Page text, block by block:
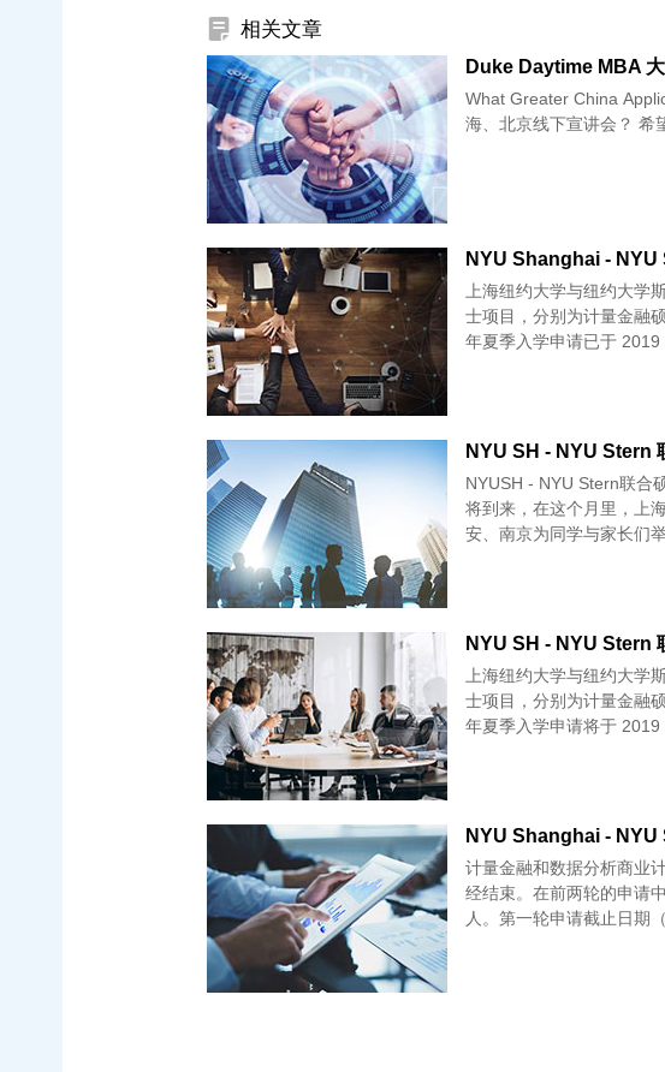
相关文章
Duke Daytime MBA
What Greater China
海、
上海纽约大学与纽约大学
士项目，分别为计量金融
年夏季入学申请已于
NYU SH - NYU Stern
NYUSH - NYU Stern联合
将到来，在这个月里，上
安、南京为同学与家长们
NYU SH - NYU Stern
上海纽约大学与纽约大学
士项目，分别为计量金融
年夏季入学申请将于 2019
计量金融和数据分析商业
经结束。在前两轮的申请
人。第一轮申请截止日期